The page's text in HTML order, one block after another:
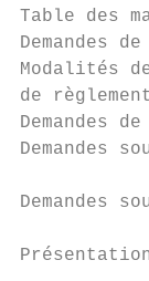
Table des
de